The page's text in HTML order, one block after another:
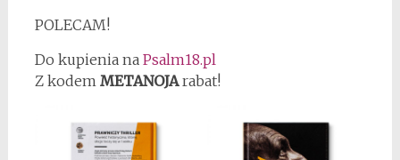
POLECAM!
Do kupienia na Psalm18.pl
Z kodem METANOJArabat!